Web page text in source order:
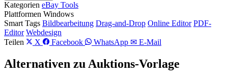
Kategorien eBay Tools
Plattformen Windows
Smart Tags Bildbearbeitung Drag-and-Drop Online Editor PDF-
Editor Webdesign
Teilen
X Facebook WhatsApp ✉ E-Mail
Alternativen zu Auktions-Vorlage